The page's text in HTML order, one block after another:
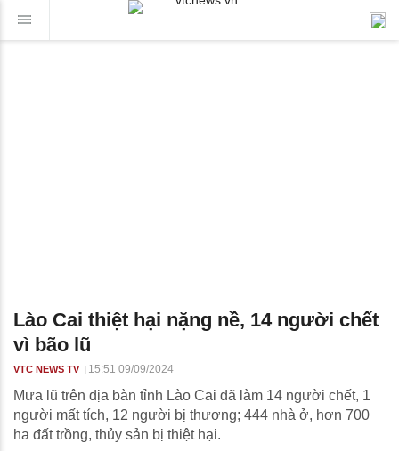
Lào Cai thiệt hại nặng nề, 14 người chết
vì bão lũ
VTC NEWS TV 15:51 09/09/2024
Mưa lũ trên địa bàn tỉnh Lào Cai đã làm 14 người chết, 1
người mất tích, 12 người bị thương; 444 nhà ở, hơn 700
ha đất trồng, thủy sản bị thiệt hại.